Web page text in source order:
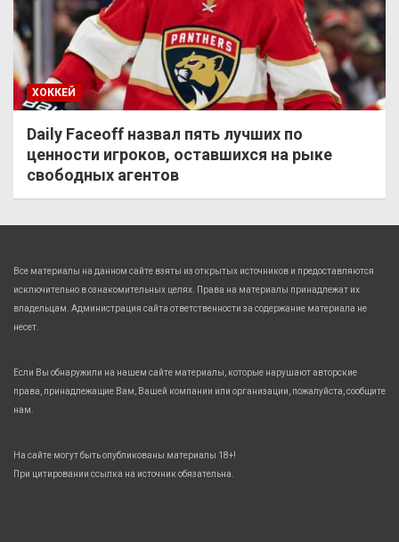
ХОККЕЙ
Daily Faceoff назвал пять лучших по
ценности игроков, оставшихся на рыке
свободных агентов
Все материалы на данном сайте взяты из открытых источников и предоставляются
исключительно в ознакомительных целях. Права на материалы принадлежат их
владельцам. Администрация сайта ответственности за содержание материала не
несет.
Если Вы обнаружили на нашем сайте материалы, которые нарушают авторские
права, принадлежащие Вам, Вашей компании или организации, пожалуйста, сообщите
нам.
На сайте могут быть опубликованы материалы 18+!
При цитировании ссылка на источник обязательна.